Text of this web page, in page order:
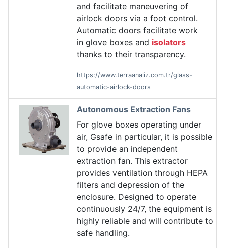
and facilitate maneuvering of
airlock doors via a foot control.
Automatic doors facilitate work
in glove boxes and isolators
thanks to their transparency.
https://www.terraanaliz.com.tr/glass-
automatic-airlock-doors
Autonomous Extraction Fans
For glove boxes operating under
air, Gsafe in particular, it is possible
to provide an independent
extraction fan. This extractor
provides ventilation through HEPA
filters and depression of the
enclosure. Designed to operate
continuously 24/7, the equipment is
highly reliable and will contribute to
safe handling.